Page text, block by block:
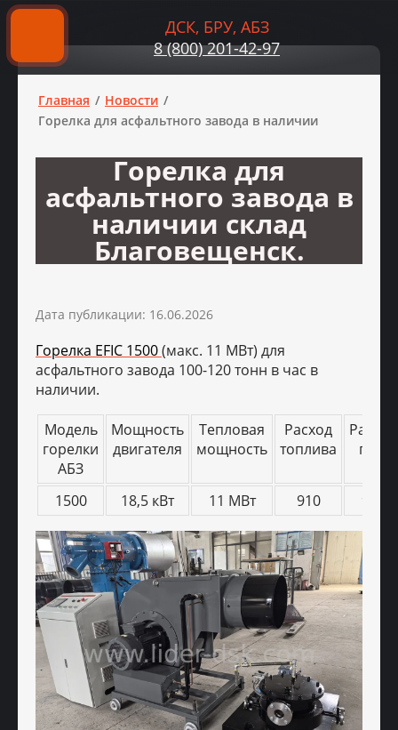
ДСК, БРУ, АБЗ
8 (800) 201-42-97
МЕТАЛЛООБРАБОТКА
Главная / Новости /
Горелка для асфальтного завода в наличии
Горелка для
асфальтного завода в
наличии склад
Благовещенск.
Дата публикации: 16.06.2026
Горелка EFIC 1500(макс. 11 МВт) для
асфальтного завода 100-120 тонн в час в
наличии.
Модель
горелки
АБЗ
Мощность
двигателя
Тепловая
мощность
Расход
топлива
Расход
газа
1500 18,5 кВт 11 МВт 910 980